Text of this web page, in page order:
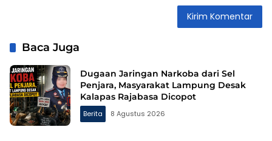
Baca Juga
Dugaan Jaringan Narkoba dari Sel
Penjara, Masyarakat Lampung Desak
Kalapas Rajabasa Dicopot
Berita 8 Agustus 2026